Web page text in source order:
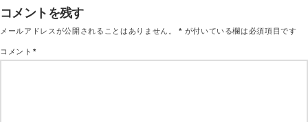
コメントを残す
メールアドレスが公開されることはありません。 * が付いている欄は必須項目です
コメント*